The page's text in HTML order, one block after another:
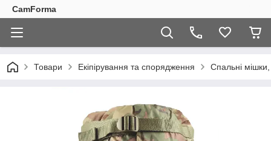
CamForma
Товари Екіпірування та спорядження Спальні